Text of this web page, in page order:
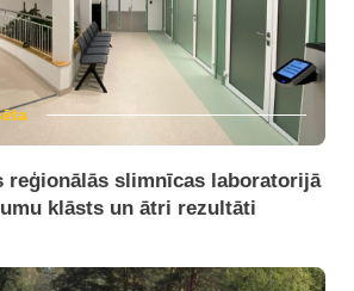
reģionālās slimnīcas laboratorijā
klāsts un ātri rezultāti